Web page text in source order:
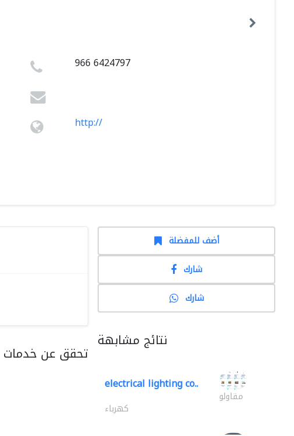
966 6424797
http://
تحقق عن خدمات
أضف للمفضلة
شارك
شارك
نتائج مشابهة
electrical lighting co..
مقاولو
كهرباء